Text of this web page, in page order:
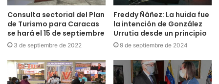
Consulta sectorial del Plan
de Turismo para Caracas
se hará el 15 de septiembre
3 de septiembre de 2022
Freddy Ñáñez: La huida fue
la intención de González
Urrutia desde un principio
9 de septiembre de 2024